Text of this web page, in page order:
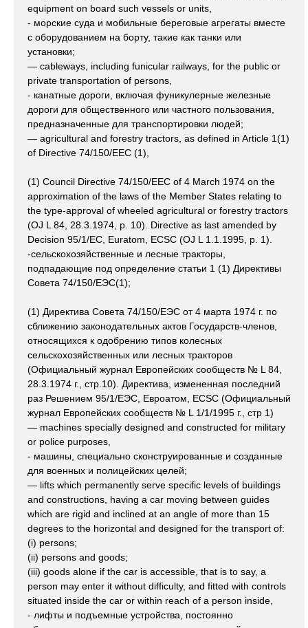
equipment on board such vessels or units,
- морские суда и мобильные береговые агрегаты вместе
с оборудованием на борту, такие как танки или
установки;
— cableways, including funicular railways, for the public or
private transportation of persons,
- канатные дороги, включая фуникулерные железные
дороги для общественного или частного пользования,
предназначенные для транспортировки людей;
— agricultural and forestry tractors, as defined in Article 1(1)
of Directive 74/150/EEC (1),
(1) Council Directive 74/150/EEC of 4 March 1974 on the
approximation of the laws of the Member States relating to
the type-approval of wheeled agricultural or forestry tractors
(OJ L 84, 28.3.1974, p. 10). Directive as last amended by
Decision 95/1/EC, Euratom, ECSC (OJ L 1.1.1995, p. 1).
-сельскохозяйственные и лесные тракторы,
подпадающие под определение статьи 1 (1) Директивы
Совета 74/150/ЕЭС(1);
(1) Директива Совета 74/150/ЕЭС от 4 марта 1974 г. по
сближению законодательных актов Государств-членов,
относящихся к одобрению типов колесных
сельскохозяйственных или лесных тракторов
(Официальный журнал Европейских сообществ № L 84,
28.3.1974 г., стр.10). Директива, измененная последний
раз Решением 95/1/ЕЭС, Евроатом, ECSC (Официальный
журнал Европейских сообществ № L 1/1/1995 г., стр 1)
— machines specially designed and constructed for military
or police purposes,
- машины, специально сконструированные и созданные
для военных и полицейских целей;
— lifts which permanently serve specific levels of buildings
and constructions, having a car moving between guides
which are rigid and inclined at an angle of more than 15
degrees to the horizontal and designed for the transport of:
(i) persons;
(ii) persons and goods;
(iii) goods alone if the car is accessible, that is to say, a
person may enter it without difficulty, and fitted with controls
situated inside the car or within reach of a person inside,
- лифты и подъемные устройства, постоянно